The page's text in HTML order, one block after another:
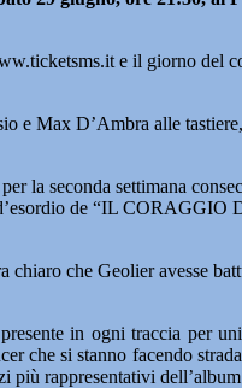
e il giorno del
e Max D’Ambra alle
la seconda settimana
de “IL
che Geolier avesse
in ogni traccia per
che si stanno facendo
più rappresentativi